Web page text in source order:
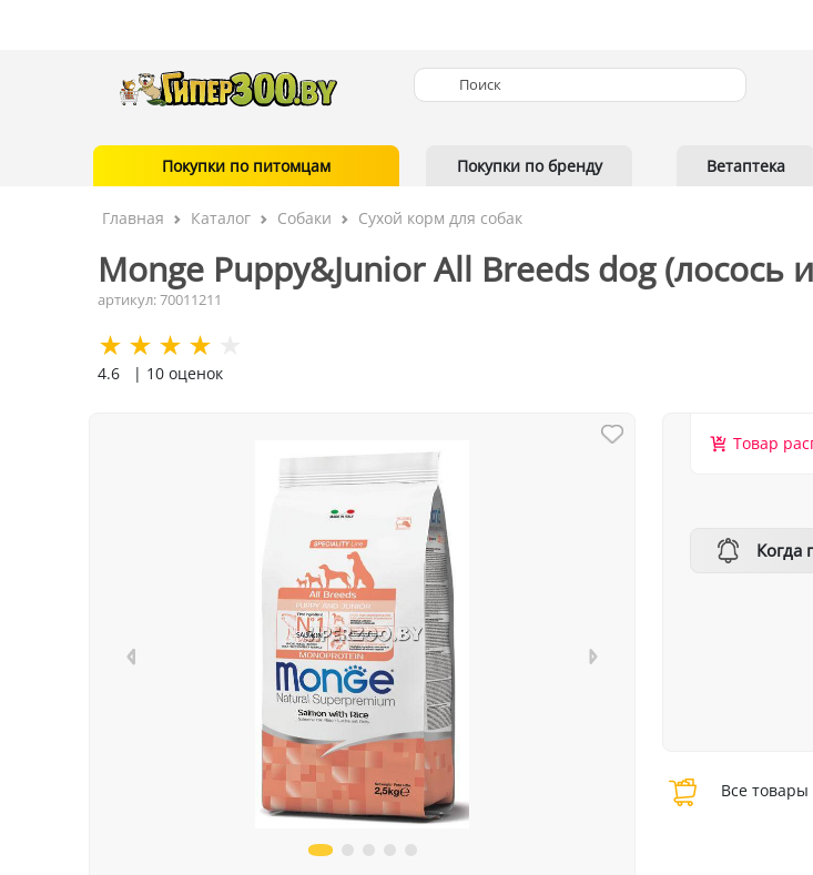
Покупки по питомцам Покупки по бренду Ветаптека
Главная Каталог Собаки Сухой корм для собак
Monge Puppy&Junior All Breeds dog (лосось
артикул: 70011211
4.6 | 10 оценок
Товар
Когда
Все